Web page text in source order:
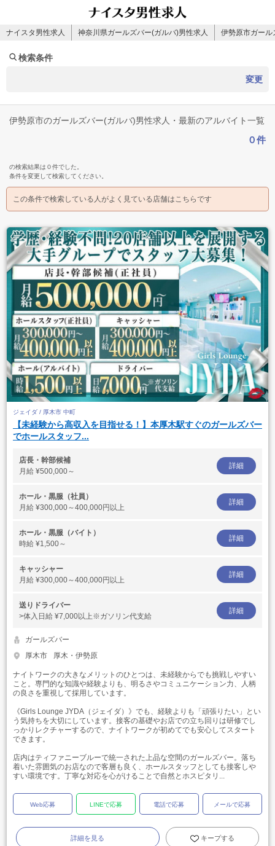
ナイスタ男性求人 神奈川県ガールズバー(ガルバ)男性求人 伊勢原市ガール
検索条件
変更
伊勢原市のガールズバー(ガルバ)男性求人・最新のアルバイト一覧
０件
の検索結果は０件でした。
条件を変更して検索してください。
この条件で検索している人がよく見ている店舗はこちらです
ジェイダ / 厚木市 中町
【未経験から高収入を目指せる！】本厚木駅すぐのガールズバー
でホールスタッフ...
店長・幹部候補
月給 ¥500,000～
詳細
ホール・黒服（社員）
月給 ¥300,000～400,000円以上
詳細
ホール・黒服（バイト）
時給 ¥1,500～
詳細
キャッシャー
月給 ¥300,000～400,000円以上
詳細
送りドライバー
>体入日給 ¥7,000以上※ガソリン代支給
詳細
ガールズバー
厚木市
厚木・伊勢原
ナイトワークの大きなメリットのひとつは、未経験からでも挑戦しやすい
こと。専門的な知識や経験よりも、明るさやコミュニケーション力、人柄
の良さを重視して採用しています。
《Girls Lounge JYDA（ジェイダ）》でも、経験よりも「頑張りたい」とい
う気持ちを大切にしています。接客の基礎やお店での立ち回りは研修でし
っかりレクチャーするので、ナイトワークが初めてでも安心してスタート
できます。
店内はティファニーブルーで統一された上品な空間のガールズバー。落ち
着いた雰囲気のお店なので客層も良く、ホールスタッフとしても接客しや
すい環境です。丁寧な対応を心がけることで自然とホスピタリ...
Web応募 LINEで応募 電話で応募 メールで応募
詳細を見る キープする